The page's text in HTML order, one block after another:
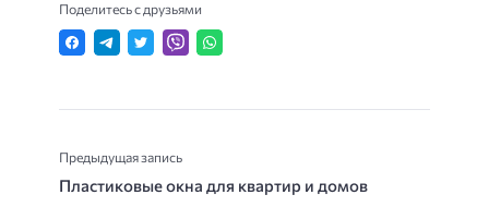
Поделитесь с друзьями
Предыдущая запись
Пластиковые окна для квартир и домов